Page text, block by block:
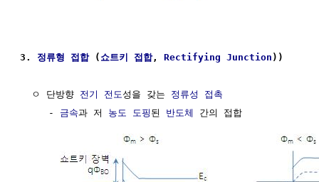
3. 정류형 접합 ( 쇼트키 접합, Rectifying Junction ))
  ㅇ 단방향
전기 전도 성을 갖는 정류성 접촉
     -
금속과 저 농도 도핑 된 반도체 간의 접합